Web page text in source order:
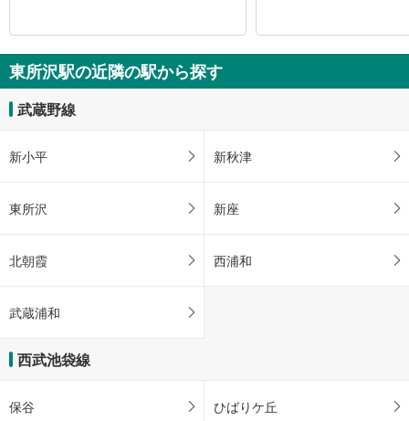
東所沢駅の近隣の駅から探す
武蔵野線
新小平 新秋津
東所沢 新座
北朝霞 西浦和
武蔵浦和
西武池袋線
保谷 ひばりケ丘